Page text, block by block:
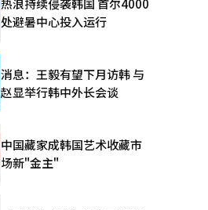
处避暑中心投入运行
消息：王毅有望下月访韩 与
赵显举行韩中外长会谈
中国藏家成韩国艺术收藏市
场新"金主"